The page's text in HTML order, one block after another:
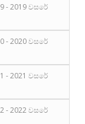
- 2019 වසරේ
- 2020 වසරේ
- 2021 වසරේ
- 2022 වසරේ